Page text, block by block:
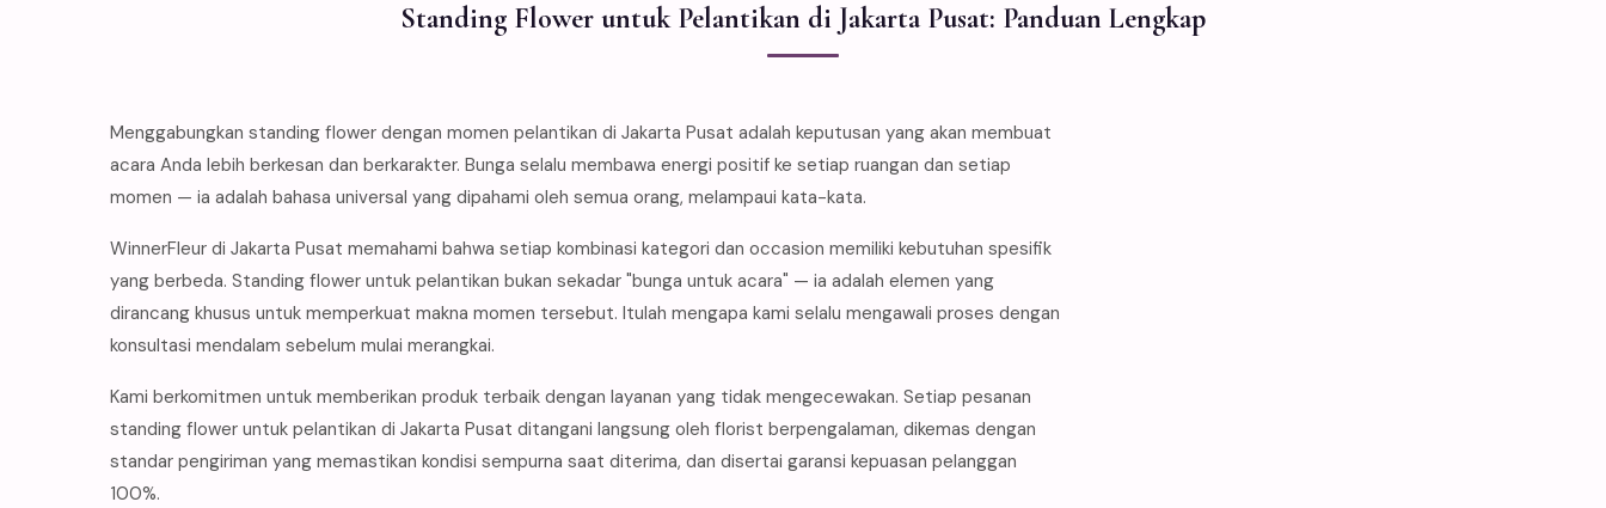
Standing Flower untuk Pelantikan di Jakarta Pusat: Panduan Lengkap
Menggabungkan standing flower dengan momen pelantikan di Jakarta Pusat adalah keputusan yang akan membuat
acara Anda lebih berkesan dan berkarakter. Bunga selalu membawa energi positif ke setiap ruangan dan setiap
momen — ia adalah bahasa universal yang dipahami oleh semua orang, melampaui kata-kata.
WinnerFleur di Jakarta Pusat memahami bahwa setiap kombinasi kategori dan occasion memiliki kebutuhan spesifik
yang berbeda. Standing flower untuk pelantikan bukan sekadar "bunga untuk acara" — ia adalah elemen yang
dirancang khusus untuk memperkuat makna momen tersebut. Itulah mengapa kami selalu mengawali proses dengan
konsultasi mendalam sebelum mulai merangkai.
Kami berkomitmen untuk memberikan produk terbaik dengan layanan yang tidak mengecewakan. Setiap pesanan
standing flower untuk pelantikan di Jakarta Pusat ditangani langsung oleh florist berpengalaman, dikemas dengan
standar pengiriman yang memastikan kondisi sempurna saat diterima, dan disertai garansi kepuasan pelanggan
100%.